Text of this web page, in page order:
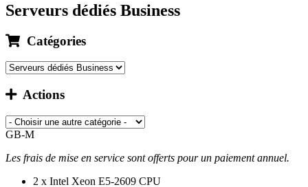
Serveurs dédiés Business
Catégories
Actions
GB-M
Les frais de mise en service sont offerts pour un paiement annuel.
2 x Intel Xeon E5-2609 CPU